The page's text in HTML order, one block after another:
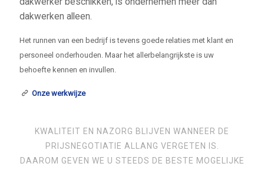
dakwerken alleen.
Het runnen van een bedrijf is tevens goede relaties met klant en
personeel onderhouden. Maar het allerbelangrijkste is uw
behoefte kennen en invullen.
Onze werkwijze
KWALITEIT EN NAZORG BLIJVEN WANNEER DE
PRIJSNEGOTIATIE ALLANG VERGETEN IS.
DAAROM GEVEN WE U STEEDS DE BESTE MOGELIJKE